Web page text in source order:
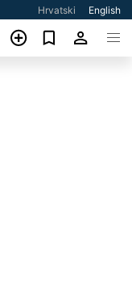
Hrvatski English